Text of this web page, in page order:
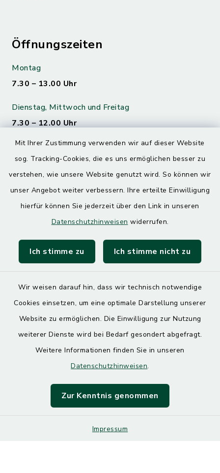
Mit Ihrer Zustimmung verwenden wir auf dieser Website
sog. Tracking-Cookies, die es uns ermöglichen besser zu
verstehen, wie unsere Website genutzt wird. So können wir
unser Angebot weiter verbessern. Ihre erteilte Einwilligung
hierfür können Sie jederzeit über den Link in unseren
Datenschutzhinweisen widerrufen.
Ich stimme zu Ich stimme nicht zu
Wir weisen darauf hin, dass wir technisch notwendige
Cookies einsetzen, um eine optimale Darstellung unserer
Website zu ermöglichen. Die Einwilligung zur Nutzung
weiterer Dienste wird bei Bedarf gesondert abgefragt.
Weitere Informationen finden Sie in unseren
Datenschutzhinweisen.
Zur Kenntnis genommen
Impressum
Öffnungszeiten
Montag
7.30 – 13.00 Uhr
Dienstag, Mittwoch und Freitag
7.30 – 12.00 Uhr
Donnerstag
7.30 – 12.00 Uhr
13.00 – 17.30 Uhr
Quicklinks
SoNNe e. V.
Barrierefreiheit
Impressum
Sitemap